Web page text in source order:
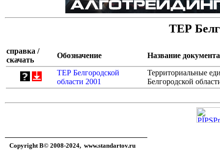
ТЕР
справка /
скачать
Обозначение Название документа
ТЕР Белгородской
области 2001
Территориальные
Белгородской
Copyright В© 2008-2024, www.standartov.ru